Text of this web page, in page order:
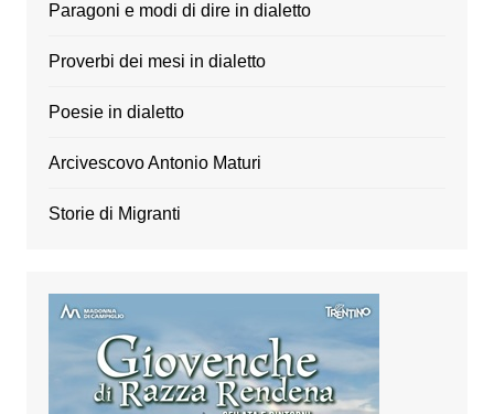
Paragoni e modi di dire in dialetto
Proverbi dei mesi in dialetto
Poesie in dialetto
Arcivescovo Antonio Maturi
Storie di Migranti